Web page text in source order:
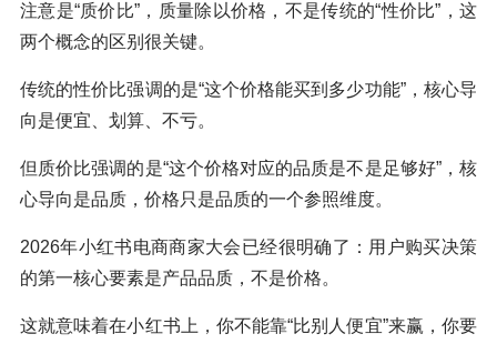
注意是“质价比”，质量除以价格，不是传统的“性价比”，这
两个概念的区别很关键。
传统的性价比强调的是“这个价格能买到多少功能”，核心导
向是便宜、划算、不亏。
但质价比强调的是“这个价格对应的品质是不是足够好”，核
心导向是品质，价格只是品质的一个参照维度。
2026年小红书电商商家大会已经很明确了：用户购买决策
的第一核心要素是产品品质，不是价格。
这就意味着在小红书上，你不能靠“比别人便宜”来赢，你要